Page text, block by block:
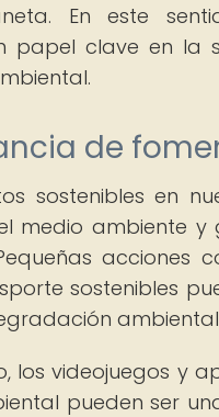
En este
papel clave en la
de
sostenibles en
medio ambiente
acciones
sostenibles
los videojuegos y
pueden ser